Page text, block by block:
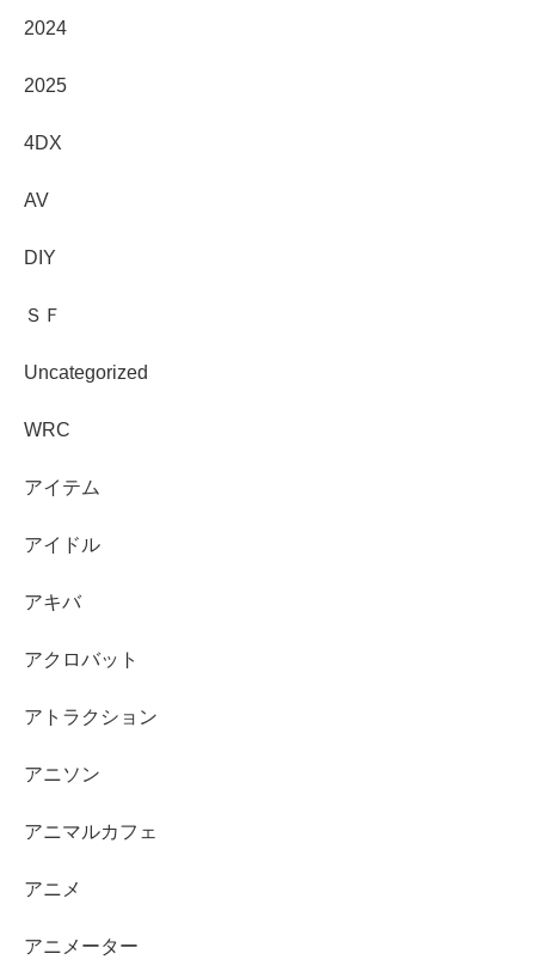
2024
2025
4DX
AV
DIY
ＳＦ
Uncategorized
WRC
アイテム
アイドル
アキバ
アクロバット
アトラクション
アニソン
アニマルカフェ
アニメ
アニメーター